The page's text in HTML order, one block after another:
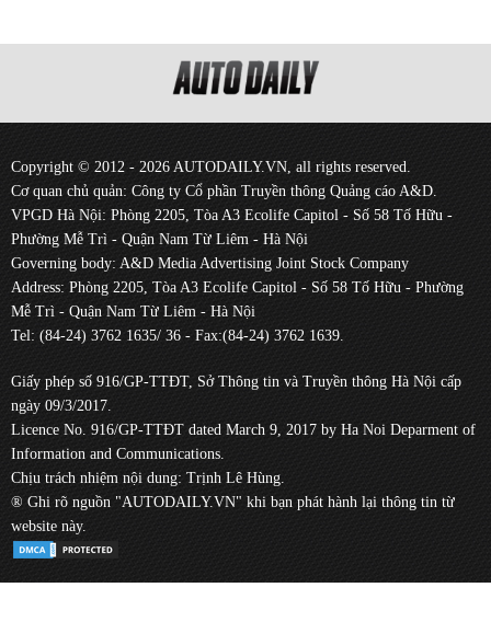
Copyright © 2012 - 2026 AUTODAILY.VN, all rights reserved.
Cơ quan chủ quản: Công ty Cổ phần Truyền thông Quảng cáo A&D.
VPGD Hà Nội: Phòng 2205, Tòa A3 Ecolife Capitol - Số 58 Tố Hữu -
Phường Mễ Trì - Quận Nam Từ Liêm - Hà Nội
Governing body: A&D Media Advertising Joint Stock Company
Address: Phòng 2205, Tòa A3 Ecolife Capitol - Số 58 Tố Hữu - Phường
Mễ Trì - Quận Nam Từ Liêm - Hà Nội
Tel: (84-24) 3762 1635/ 36 - Fax:(84-24) 3762 1639.
Giấy phép số 916/GP-TTĐT, Sở Thông tin và Truyền thông Hà Nội cấp
ngày 09/3/2017.
Licence No. 916/GP-TTĐT dated March 9, 2017 by Ha Noi Deparment of
Information and Communications.
Chịu trách nhiệm nội dung: Trịnh Lê Hùng.
® Ghi rõ nguồn "AUTODAILY.VN" khi bạn phát hành lại thông tin từ
website này.